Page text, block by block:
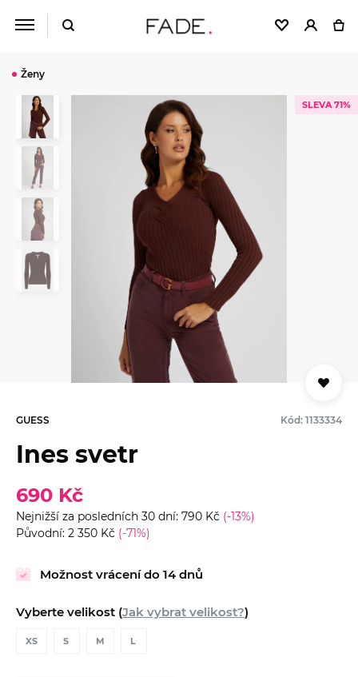
Ženy
SLEVA 71%
GUESS Kód: 1133334
Ines svetr
690 Kč
Nejnižší za posledních 30 dní: 790 Kč (-13%)
Původní: 2 350 Kč (-71%)
Možnost vrácení do 14 dnů
Vyberte velikost (Jak vybrat velikost?)
XS S M L